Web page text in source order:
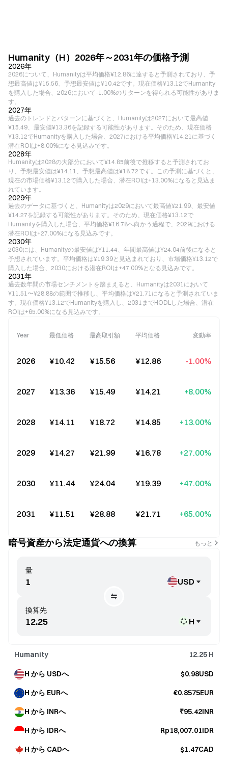
Humanity（H）2026年～2031年の価格予測
2026年
2026について、Humanityは平均価格¥12.86に達すると予測されており、予
想最高値は¥15.56、予想最安値は¥10.42です。現在価格¥13.12でHumanity
を購入した場合、2026において-1.00%のリターンを得られる可能性がありま
す。
2027年
過去のトレンドとパターンに基づくと、Humanityは2027において最高値
¥15.49、最安値¥13.36を記録する可能性があります。そのため、現在価格
¥13.12でHumanityを購入した場合、2027における平均価格¥14.21に基づく
潜在ROIは+8.00%になる見込みです。
2028年
Humanityは2028の大部分において¥14.85前後で推移すると予測されてお
り、予想最安値は¥14.11、予想最高値は¥18.72です。この予測に基づくと、
現在の市場価格¥13.12で購入した場合、潜在ROIは+13.00%になると見込ま
れています。
2029年
過去のデータに基づくと、Humanityは2029において最高値¥21.99、最安値
¥14.27を記録する可能性があります。そのため、現在価格¥13.12で
Humanityを購入した場合、平均価格¥16.78へ向かう過程で、2029における
潜在ROIは+27.00%になる見込みです。
2030年
2030には、Humanityの最安値は¥11.44、年間最高値は¥24.04前後になると
予想されています。平均価格は¥19.39と見込まれており、市場価格¥13.12で
購入した場合、2030における潜在ROIは+47.00%となる見込みです。
2031年
過去数年間の市場センチメントを踏まえると、Humanityは2031において
¥11.51〜¥28.88の範囲で推移し、平均価格は¥21.71になると予測されていま
す。現在価格¥13.12でHumanityを購入し、2031までHODLした場合、潜在
ROIは+65.00%になる見込みです。
Year 最低価格 最高取引額 平均価格 変動率
2026 ¥10.42 ¥15.56 ¥12.86 -1.00%
2027 ¥13.36 ¥15.49 ¥14.21 +8.00%
2028 ¥14.11 ¥18.72 ¥14.85 +13.00%
2029 ¥14.27 ¥21.99 ¥16.78 +27.00%
2030 ¥11.44 ¥24.04 ¥19.39 +47.00%
2031 ¥11.51 ¥28.88 ¥21.71 +65.00%
暗号資産から法定通貨への換算 もっと
換算先
H
量
USD
Humanity 12.25 H
H から USDへ $0.98USD
H から EURへ €0.8575EUR
H から INRへ ₹95.42INR
H から IDRへ Rp18,007.01IDR
H から CADへ $1.47CAD